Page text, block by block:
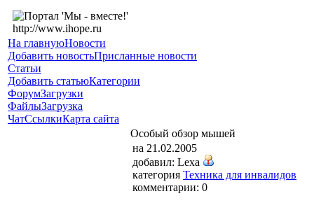
На главнуюНовости
Добавить новостьПрисланные новости
Статьи
Добавить статьюКатегории
ФорумЗагрузки
ФайлыЗагрузка
ЧатСсылкиКарта сайта
Особый обзор мышей
на 21.02.2005
добавил: Lexa
категория Техника для инвалидов
комментарии: 0